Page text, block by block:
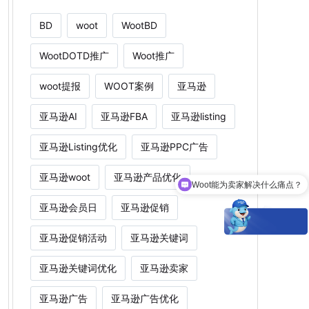
BD woot WootBD
WootDOTD推广 Woot推广
woot提报 WOOT案例 亚马逊
亚马逊AI 亚马逊FBA 亚马逊listing
亚马逊Listing优化 亚马逊PPC广告
亚马逊woot 亚马逊产品优化
亚马逊会员日 亚马逊促销
亚马逊促销活动 亚马逊关键词
亚马逊关键词优化 亚马逊卖家
亚马逊广告 亚马逊广告优化
Woot能为卖家解决什么痛点？